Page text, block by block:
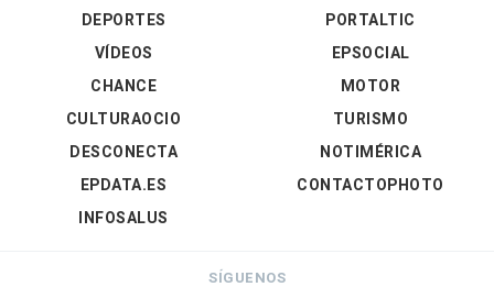
DEPORTES
VÍDEOS
PORTALTIC
EPSOCIAL
CHANCE
CULTURAOCIO
DESCONECTA
EPDATA.ES
INFOSALUS
MOTOR
TURISMO
NOTIMÉRICA
CONTACTOPHOTO
SÍGUENOS